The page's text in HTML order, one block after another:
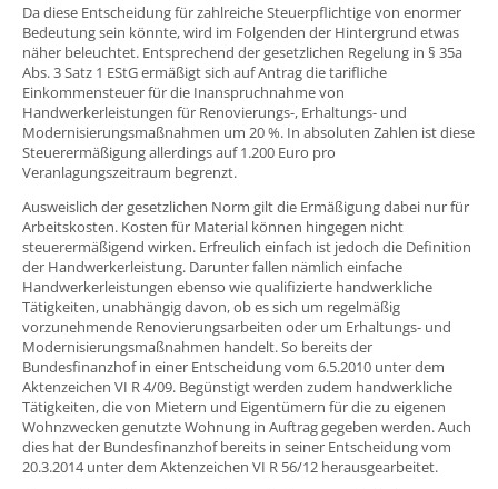
Da diese Entscheidung für zahlreiche Steuerpflichtige von enormer
Bedeutung sein könnte, wird im Folgenden der Hintergrund etwas
näher beleuchtet. Entsprechend der gesetzlichen Regelung in § 35a
Abs. 3 Satz 1 EStG ermäßigt sich auf Antrag die tarifliche
Einkommensteuer für die Inanspruchnahme von
Handwerkerleistungen für Renovierungs-, Erhaltungs- und
Modernisierungsmaßnahmen um 20 %. In absoluten Zahlen ist diese
Steuerermäßigung allerdings auf 1.200 Euro pro
Veranlagungszeitraum begrenzt.
Ausweislich der gesetzlichen Norm gilt die Ermäßigung dabei nur für
Arbeitskosten. Kosten für Material können hingegen nicht
steuerermäßigend wirken. Erfreulich einfach ist jedoch die Definition
der Handwerkerleistung. Darunter fallen nämlich einfache
Handwerkerleistungen ebenso wie qualifizierte handwerkliche
Tätigkeiten, unabhängig davon, ob es sich um regelmäßig
vorzunehmende Renovierungsarbeiten oder um Erhaltungs- und
Modernisierungsmaßnahmen handelt. So bereits der
Bundesfinanzhof in einer Entscheidung vom 6.5.2010 unter dem
Aktenzeichen VI R 4/09. Begünstigt werden zudem handwerkliche
Tätigkeiten, die von Mietern und Eigentümern für die zu eigenen
Wohnzwecken genutzte Wohnung in Auftrag gegeben werden. Auch
dies hat der Bundesfinanzhof bereits in seiner Entscheidung vom
20.3.2014 unter dem Aktenzeichen VI R 56/12 herausgearbeitet.